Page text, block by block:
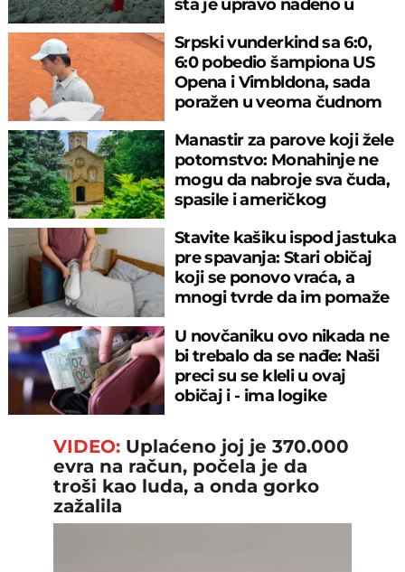
Srpski vunderkind sa 6:0,
6:0 pobedio šampiona US
Opena i Vimbldona, sada
poražen u veoma čudnom
Manastir za parove koji žele
potomstvo: Monahinje ne
mogu da nabroje sva čuda,
spasile i američkog
Stavite kašiku ispod jastuka
pre spavanja: Stari običaj
koji se ponovo vraća, a
mnogi tvrde da im pomaže
U novčaniku ovo nikada ne
bi trebalo da se nađe: Naši
preci su se kleli u ovaj
običaj i - ima logike
VIDEO: Uplaćeno joj je 370.000
evra na račun, počela je da
troši kao luda, a onda gorko
zažalila